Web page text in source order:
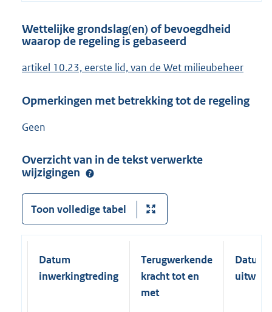
Wettelijke grondslag(en) of bevoegdheid
waarop de regeling is gebaseerd
artikel 10.23, eerste lid, van de Wet milieubeheer
Opmerkingen met betrekking tot de regeling
Geen
Overzicht van in de tekst verwerkte
wijzigingen
Toon volledige tabel
Datum
inwerkingtreding
Terugwerkende
kracht tot en
met
Datum